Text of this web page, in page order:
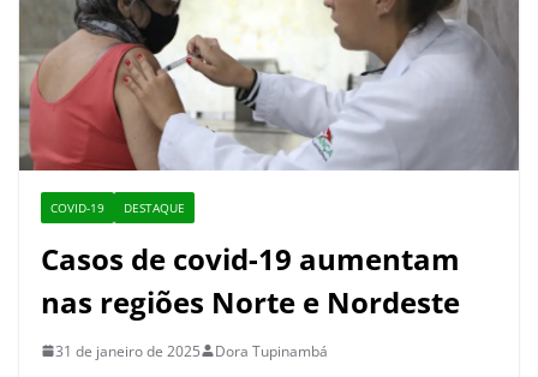
COVID-19 DESTAQUE
Casos de covid-19 aumentam
nas regiões Norte e Nordeste
31 de janeiro de 2025 Dora Tupinambá